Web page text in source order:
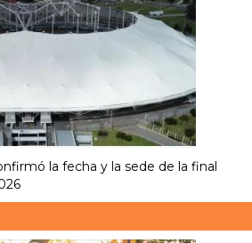
la fecha y la sede de la final